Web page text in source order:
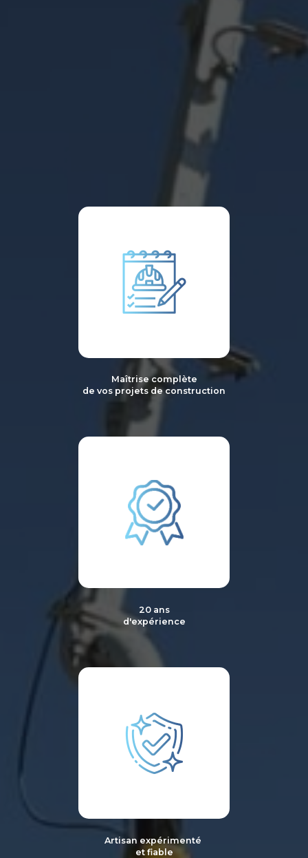
Maîtrise complète
de vos projets de construction
20 ans
d'expérience
Artisan expérimenté
et fiable